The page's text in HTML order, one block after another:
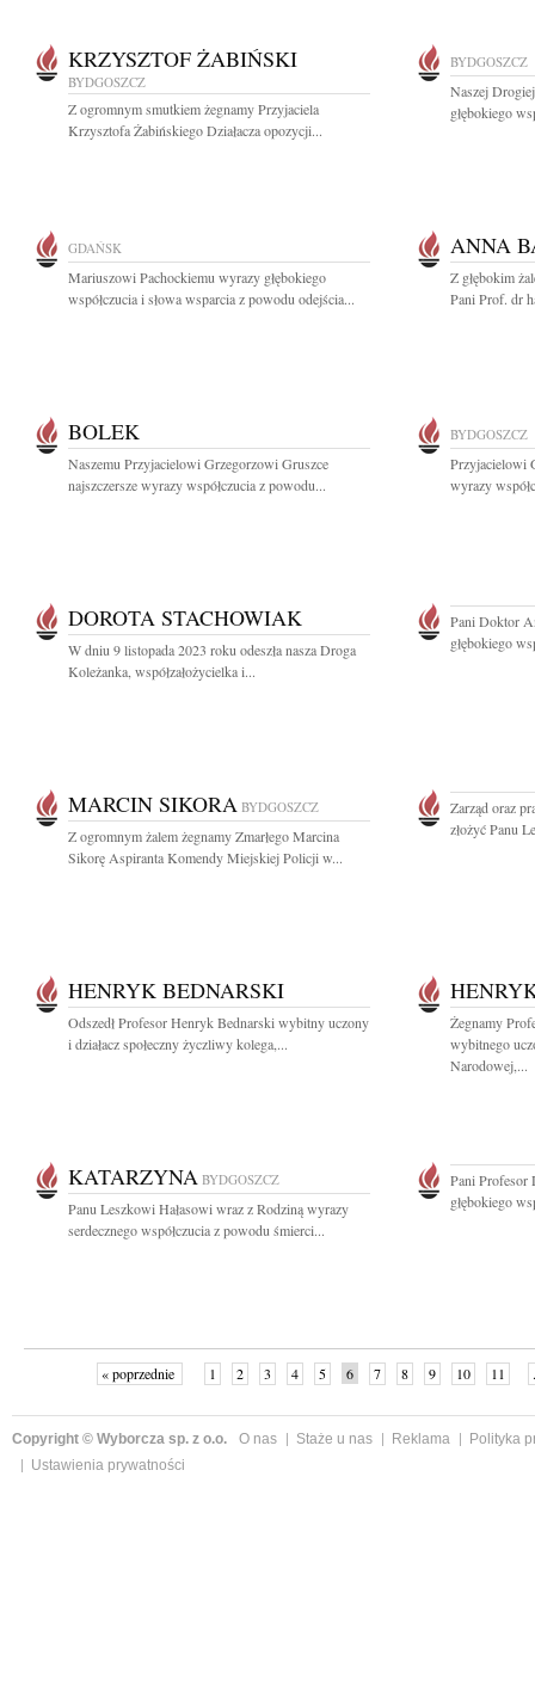
KRZYSZTOF ŻABIŃSKI
BYDGOSZCZ
Z ogromnym smutkiem żegnamy Przyjaciela
Krzysztofa Żabińskiego Działacza opozycji...
BYDGOSZCZ
Naszej
głębokiego
GDAŃSK
Mariuszowi Pachockiemu wyrazy głębokiego
współczucia i słowa wsparcia z powodu odejścia...
ANNA
Z głębokim
Pani Prof. dr
BOLEK
Naszemu Przyjacielowi Grzegorzowi Gruszce
najszczersze wyrazy współczucia z powodu...
BYDGOSZCZ
Przyjacielowi
wyrazy
DOROTA STACHOWIAK
W dniu 9 listopada 2023 roku odeszła nasza Droga
Koleżanka, współzałożycielka i...
Pani Doktor
głębokiego
MARCIN SIKORA BYDGOSZCZ
Z ogromnym żalem żegnamy Zmarłego Marcina
Sikorę Aspiranta Komendy Miejskiej Policji w...
Zarząd oraz
złożyć Panu
HENRYK BEDNARSKI
Odszedł Profesor Henryk Bednarski wybitny uczony
i działacz społeczny życzliwy kolega,...
Żegnamy
wybitnego
Narodowej,...
KATARZYNA BYDGOSZCZ
Panu Leszkowi Hałasowi wraz z Rodziną wyrazy
serdecznego współczucia z powodu śmierci...
Pani Profesor
głębokiego
« poprzednie 1 2 3 4 5 6 7 8 9 10 11
Copyright © Wyborcza sp. z o.o. O nas Staże u nas Reklama
Polityka
Ustawienia prywatności